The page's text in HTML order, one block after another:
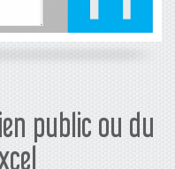
public ou du